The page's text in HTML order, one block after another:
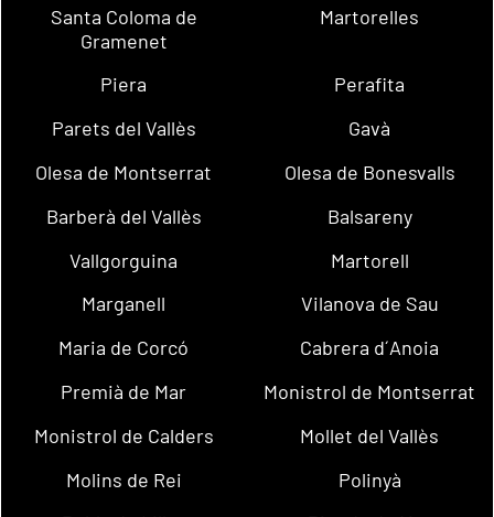
Santa Coloma de
Gramenet
Martorelles
Piera
Perafita
Parets del Vallès
Gavà
Olesa de Montserrat
Olesa de Bonesvalls
Barberà del Vallès
Balsareny
Vallgorguina
Martorell
Marganell
Vilanova de Sau
Maria de Corcó
Cabrera d´Anoia
Premià de Mar
Monistrol de Montserrat
Monistrol de Calders
Mollet del Vallès
Molins de Rei
Polinyà